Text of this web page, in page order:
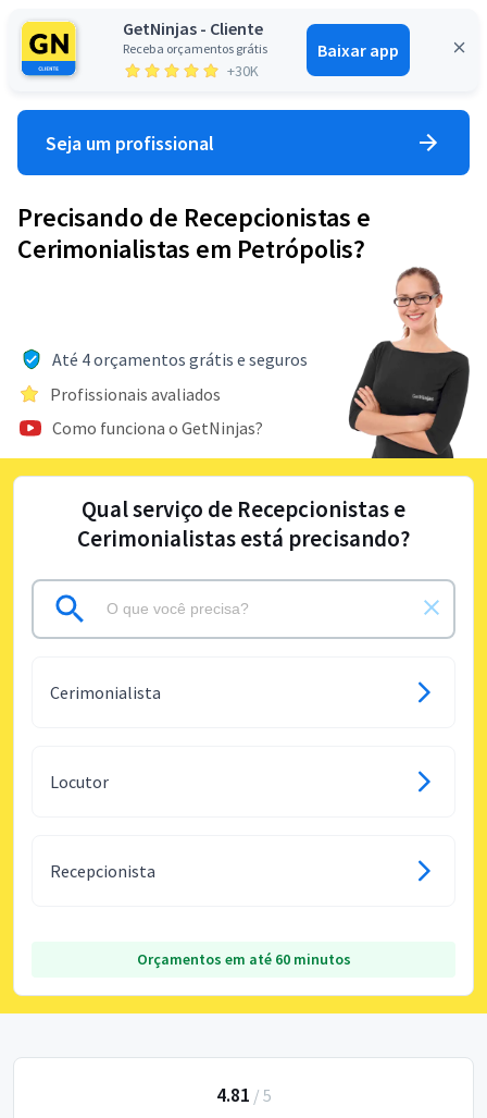
GetNinjas - Cliente
Receba orçamentos grátis
+30K
Baixar app
Entrar
Seja um profissional
Precisando de Recepcionistas e
Cerimonialistas em Petrópolis?
Até 4 orçamentos grátis e seguros
Profissionais avaliados
Como funciona o GetNinjas?
Qual serviço de Recepcionistas e
Cerimonialistas está precisando?
Cerimonialista
Locutor
Recepcionista
Orçamentos em até 60 minutos
4.81 / 5